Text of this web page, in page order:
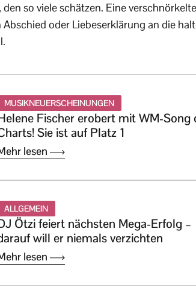
so viele schätzen. Eine
oder Liebeserklärung an die
MUSIKNEUERSCHEINUNGEN
Fischer erobert mit WM-Song
Sie ist auf Platz 1
lesen
ALLGEMEIN
Ötzi feiert nächsten Mega-Erfolg –
will er niemals verzichten
lesen